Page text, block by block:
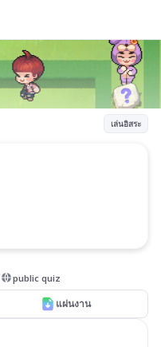
เล่นอิสระ
public quiz
แผ่นงาน